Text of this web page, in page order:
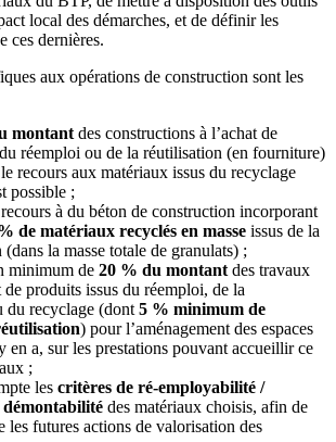
local des démarches, et de définir les
ces dernières.
aux opérations de construction sont les
montant des constructions à l’achat de
réemploi ou de la réutilisation (en fourniture)
recours aux matériaux issus du recyclage
possible ;
à du béton de construction incorporant
de matériaux recyclés en masse issus de la
la masse totale de granulats) ;
minimum de 20 % du montant des travaux
de produits issus du réemploi, de la
du recyclage (dont 5 % minimum de
) pour l’aménagement des espaces
en a, sur les prestations pouvant accueillir ce
;
les critères de ré-employabilité /
des matériaux choisis, afin de
les futures actions de valorisation des